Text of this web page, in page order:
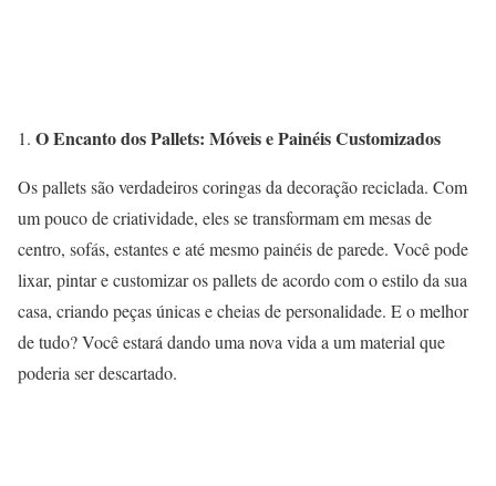
1. O Encanto dos Pallets: Móveis e Painéis Customizados
Os pallets são verdadeiros coringas da decoração reciclada. Com
um pouco de criatividade, eles se transformam em mesas de
centro, sofás, estantes e até mesmo painéis de parede. Você pode
lixar, pintar e customizar os pallets de acordo com o estilo da sua
casa, criando peças únicas e cheias de personalidade. E o melhor
de tudo? Você estará dando uma nova vida a um material que
poderia ser descartado.